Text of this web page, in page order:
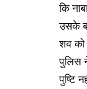
कि
उसके
शव को
पुलिस
पुष्टि